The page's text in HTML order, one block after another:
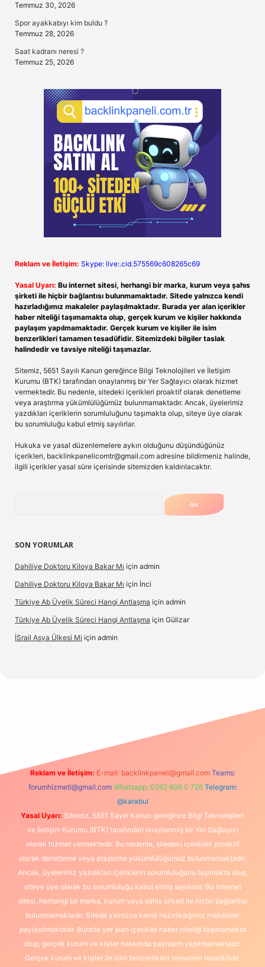
Temmuz 30, 2026
Spor ayakkabıyı kim buldu ?
Temmuz 28, 2026
Saat kadranı neresi ?
Temmuz 25, 2026
Reklam ve İletişim: Skype: live:.cid.575569c608265c69
Yasal Uyarı: Bu internet sitesi, herhangi bir marka, kurum veya şahıs
şirketi ile hiçbir bağlantısı bulunmamaktadır. Sitede yalnızca kendi
hazırladığımız makaleler paylaşılmaktadır. Burada yer alan içerikler
haber niteliği taşımamakta olup, gerçek kurum ve kişiler hakkında
paylaşım yapılmamaktadır. Gerçek kurum ve kişiler ile isim
benzerlikleri tamamen tesadüfidir. Sitemizdeki bilgiler taslak
halindedir ve tavsiye niteliği taşımazlar.
Sitemiz, 5651 Sayılı Kanun gereğince Bilgi Teknolojileri ve İletişim
Kurumu (BTK) tarafından onaylanmış bir Yer Sağlayıcı olarak hizmet
vermektedir. Bu nedenle, sitedeki içerikleri proaktif olarak denetleme
veya araştırma yükümlülüğümüz bulunmamaktadır. Ancak, üyelerimiz
yazdıkları içeriklerin sorumluluğunu taşımakta olup, siteye üye olarak
bu sorumluluğu kabul etmiş sayılırlar.
Hukuka ve yasal düzenlemelere aykırı olduğunu düşündüğünüz
içerikleri, backlinkpanelicomtr@gmail.com adresine bildirmeniz halinde,
ilgili içerikler yasal süre içerisinde sitemizden kaldırılacaktır.
SON YORUMLAR
Dahiliye Doktoru Kiloya Bakar Mı için admin
Dahiliye Doktoru Kiloya Bakar Mı için İnci
Türkiye Ab Üyelik Süreci Hangi Antlaşma için admin
Türkiye Ab Üyelik Süreci Hangi Antlaşma için Gülizar
İSrail Asya Ülkesi Mi için admin
Reklam ve İletişim: E-mail: backlinkpaneli@gmail.com Teams:
forumhizmeti@gmail.com Whatsapp: 0262 606 0 726 Telegram:
@karabul
Yasal Uyarı: Sitemiz, 5651 Sayılı Kanun gereğince Bilgi Teknolojileri
ve İletişim Kurumu (BTK) tarafından onaylanmış bir Yer Sağlayıcı
olarak hizmet vermektedir. Bu nedenle, sitedeki içerikleri proaktif
olarak denetleme veya araştırma yükümlülüğümüz bulunmamaktadır.
Ancak, üyelerimiz yazdıkları içeriklerin sorumluluğunu taşımakta olup,
siteye üye olarak bu sorumluluğu kabul etmiş sayılırlar. Bu internet
sitesi, herhangi bir marka, kurum veya şahıs şirketi ile hiçbir bağlantısı
bulunmamaktadır. Sitede yalnızca kendi hazırladığımız makaleler
paylaşılmaktadır. Burada yer alan içerikler haber niteliği taşımamakta
olup, gerçek kurum ve kişiler hakkında paylaşım yapılmamaktadır.
Gerçek kurum ve kişiler ile isim benzerlikleri tamamen tesadüfidir.